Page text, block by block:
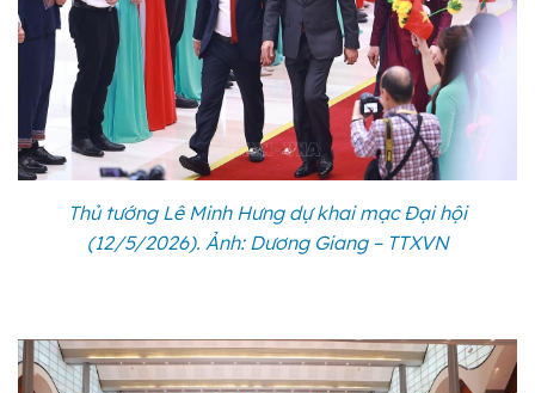
Thủ tướng Lê Minh Hưng dự khai mạc Đại hội
(12/5/2026). Ảnh: Dương Giang – TTXVN